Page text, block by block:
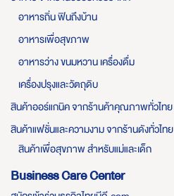
อาหารถิ่น ฟินถึงบ้าน
อาหารเพื่อสุขภาพ
อาหารว่าง ขนมหวาน เครื่องดื่ม
เครื่องปรุงและวัตถุดิบ
สินค้าออร์แกนิค จากร้านค้าคุณภาพทั่วไทย
สินค้าแฟชั่นและความงาม จากร้านดังทั่วไทย
สินค้าเพื่อสุขภาพ สำหรับแม่และเด็ก
Business Care Center